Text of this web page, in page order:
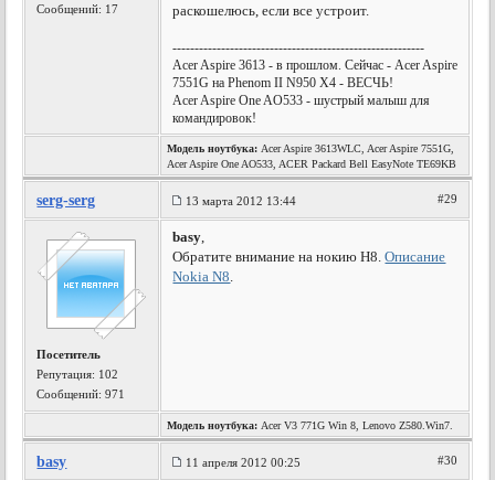
Сообщений: 17
раскошелюсь, если все устроит.
---------------------------------------------------------
Acer Aspire 3613 - в прошлом. Сейчас - Acer Aspire
7551G на Phenom II N950 X4 - ВЕСЧЬ!
Acer Aspire One AO533 - шустрый малыш для
командировок!
Модель ноутбука: Acer Aspire 3613WLC, Acer Aspire 7551G,
Acer Aspire One AO533, ACER Packard Bell EasyNote TE69KB
serg-serg 13 марта 2012 13:44 #29
Посетитель
Репутация: 102
Сообщений: 971
basy,
Обратите внимание на нокию Н8.Описание
Nokia N8.
Модель ноутбука: Acer V3 771G Win 8, Lenovo Z580.Win7.
basy 11 апреля 2012 00:25 #30